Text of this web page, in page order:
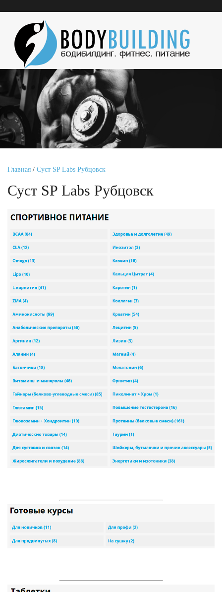
Главная / Суст SP Labs Рубцовск
Суст SP Labs Рубцовск